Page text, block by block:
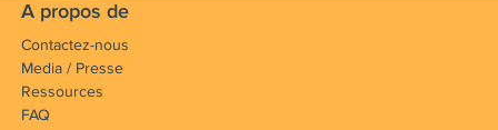
A propos de
Contactez-nous
Media / Presse
Ressources
FAQ